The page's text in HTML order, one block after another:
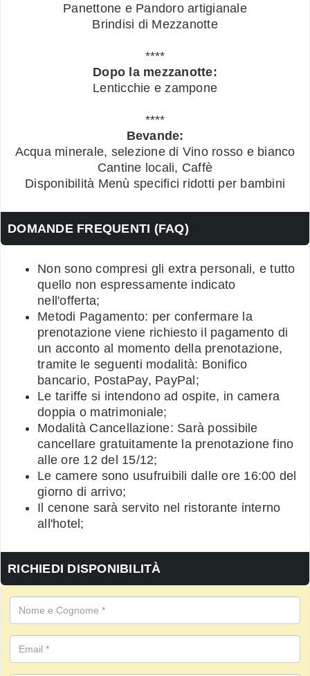
Panettone e Pandoro artigianale
Brindisi di Mezzanotte
****
Dopo la mezzanotte:
Lenticchie e zampone
****
Bevande:
Acqua minerale, selezione di Vino rosso e bianco
Cantine locali, Caffè
Disponibilità Menù specifici ridotti per bambini
DOMANDE FREQUENTI (FAQ)
Non sono compresi gli extra personali, e tutto
quello non espressamente indicato
nell'offerta;
Metodi Pagamento: per confermare la
prenotazione viene richiesto il pagamento di
un acconto al momento della prenotazione,
tramite le seguenti modalità: Bonifico
bancario, PostaPay, PayPal;
Le tariffe si intendono ad ospite, in camera
doppia o matrimoniale;
Modalità Cancellazione: Sarà possibile
cancellare gratuitamente la prenotazione fino
alle ore 12 del 15/12;
Le camere sono usufruibili dalle ore 16:00 del
giorno di arrivo;
Il cenone sarà servito nel ristorante interno
all'hotel;
RICHIEDI DISPONIBILITÀ